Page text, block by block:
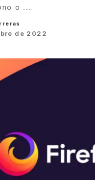
o ...
de 2022